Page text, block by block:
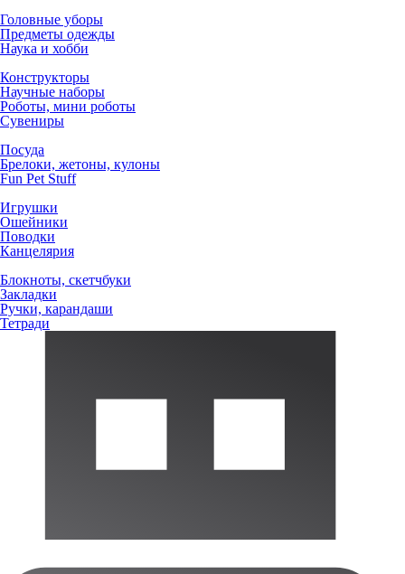
Головные уборы
Предметы одежды
Наука и хобби
Конструкторы
Научные наборы
Роботы, мини роботы
Сувениры
Посуда
Брелоки, жетоны, кулоны
Fun Pet Stuff
Игрушки
Ошейники
Поводки
Канцелярия
Блокноты, скетчбуки
Закладки
Ручки, карандаши
Тетради